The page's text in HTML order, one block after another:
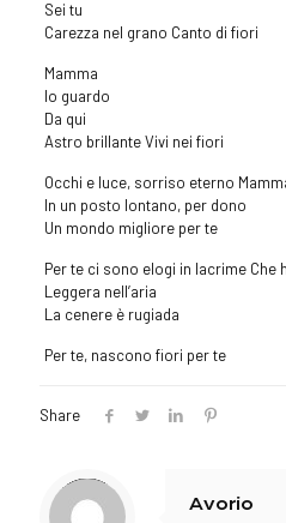
Sei tu
Carezza nel grano Canto di fiori
Mamma
Io guardo
Da qui
Astro brillante Vivi nei fiori
Occhi e luce, sorriso eterno
In un posto lontano, per dono
Un mondo migliore per te
Per te ci sono elogi in lacrime Che
Leggera nell’aria
La cenere è rugiada
Per te, nascono fiori per te
Share
Warning
: Trying to access array offset on value of type null in
/homepages/23/d907629243/htdocs/www.avorioarte.it/wp-content/themes/betheme/includes/content-single.php
on line
286
Avorio